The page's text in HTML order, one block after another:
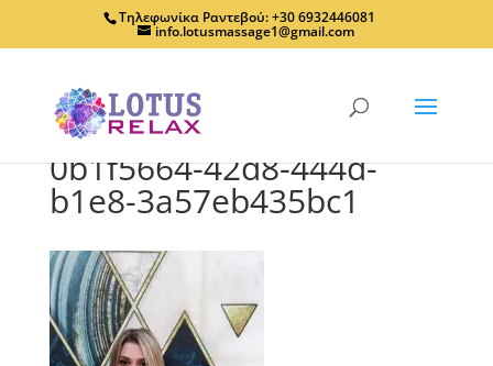
Τηλεφωνίκα Ραντεβού: +30 6932446081
info.lotusmassage1@gmail.com
0b1f5664-42d8-444d-
b1e8-3a57eb435bc1